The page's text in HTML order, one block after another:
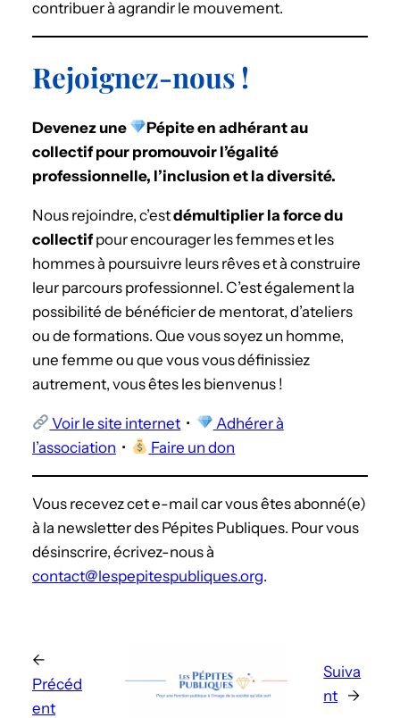
contribuer à agrandir le mouvement.
Rejoignez-nous !
Devenez une
Pépite en adhérant au
collectif pour promouvoir l’égalité
professionnelle, l’inclusion et la diversité.
Nous rejoindre, c’estdémultiplier la force du
collectifpour encourager les femmes et les
hommes à poursuivre leurs rêves et à construire
leur parcours professionnel. C’est également la
possibilité de bénéficier de mentorat, d’ateliers
ou de formations. Que vous soyez un homme,
une femme ou que vous vous définissiez
autrement, vous êtes les bienvenus !
Voir le site internet •
Adhérer à
l’association • Faire un don
Vous recevez cet e-mail car vous êtes abonné(e)
à la newsletter des Pépites Publiques. Pour vous
désinscrire, écrivez-nous à
contact@lespepitespubliques.org.
←
Précéd
ent
Suiva
nt →